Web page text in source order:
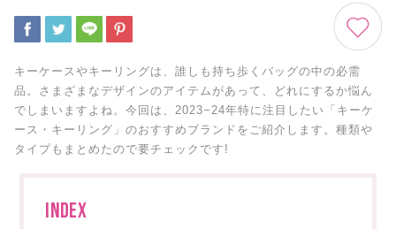
キーケースやキーリングは、誰しも持ち歩くバッグの中の必需
品。さまざまなデザインのアイテムがあって、どれにするか悩ん
でしまいますよね。今回は、2023−24年特に注目したい「キーケ
ース・キーリング」のおすすめブランドをご紹介します。種類や
タイプもまとめたので要チェックです!
INDEX